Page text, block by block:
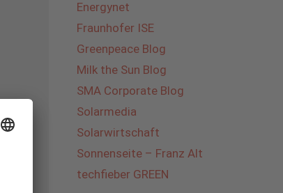
Energynet
Fraunhofer ISE
Greenpeace Blog
Milk the Sun Blog
SMA Corporate Blog
Solarmedia
Solarwirtschaft
Sonnenseite – Franz Alt
techfieber GREEN